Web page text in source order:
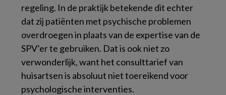
regeling. In de praktijk betekende dit echter
dat zij patiënten met psychische problemen
overdroegen in plaats van de expertise van de
SPV’er te gebruiken. Dat is ook niet zo
verwonderlijk, want het consulttarief van
huisartsen is absoluut niet toereikend voor
psychologische interventies.